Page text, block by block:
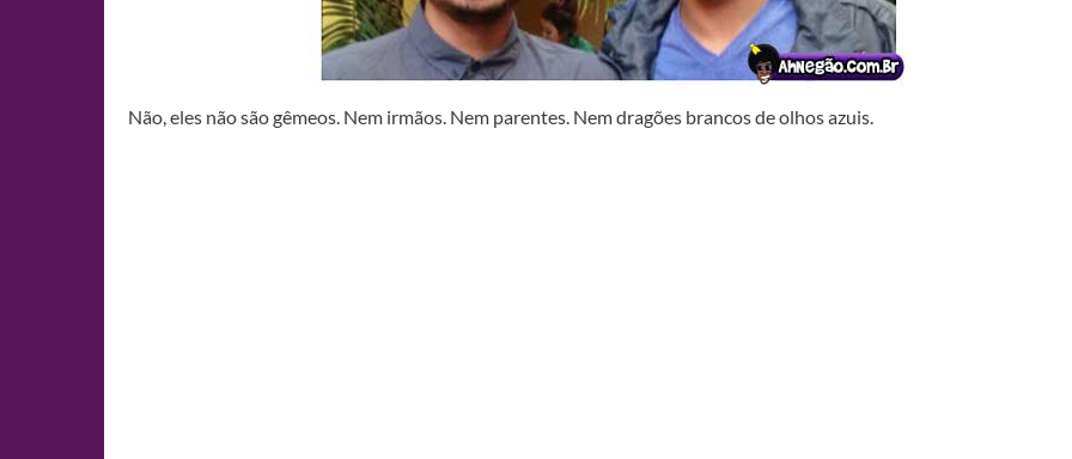
Não, eles não são gêmeos. Nem irmãos. Nem parentes. Nem dragões brancos de olhos azuis.